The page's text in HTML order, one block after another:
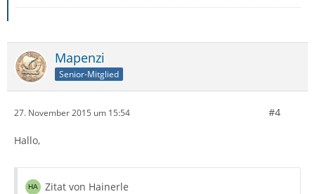
Mapenzi
Senior-Mitglied
27. November 2015 um 15:54 #4
Hallo,
Zitat von Hainerle